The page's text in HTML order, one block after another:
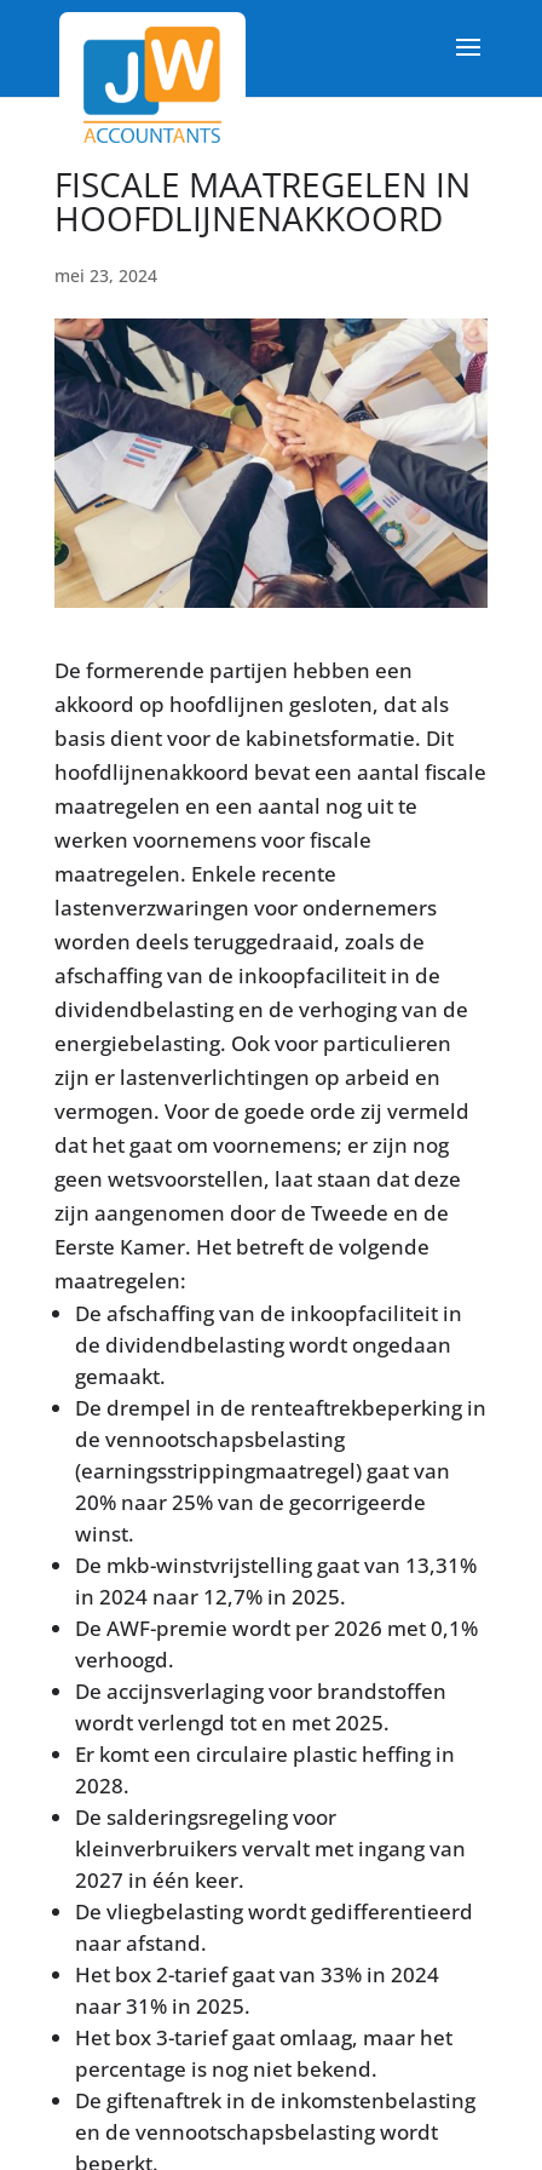
FISCALE MAATREGELEN IN
HOOFDLIJNENAKKOORD
mei 23, 2024
De formerende partijen hebben een
akkoord op hoofdlijnen gesloten, dat als
basis dient voor de kabinetsformatie. Dit
hoofdlijnenakkoord bevat een aantal fiscale
maatregelen en een aantal nog uit te
werken voornemens voor fiscale
maatregelen. Enkele recente
lastenverzwaringen voor ondernemers
worden deels teruggedraaid, zoals de
afschaffing van de inkoopfaciliteit in de
dividendbelasting en de verhoging van de
energiebelasting. Ook voor particulieren
zijn er lastenverlichtingen op arbeid en
vermogen. Voor de goede orde zij vermeld
dat het gaat om voornemens; er zijn nog
geen wetsvoorstellen, laat staan dat deze
zijn aangenomen door de Tweede en de
Eerste Kamer. Het betreft de volgende
maatregelen:
De afschaffing van de inkoopfaciliteit in
de dividendbelasting wordt ongedaan
gemaakt.
De drempel in de renteaftrekbeperking in
de vennootschapsbelasting
(earningsstrippingmaatregel) gaat van
20% naar 25% van de gecorrigeerde
winst.
De mkb-winstvrijstelling gaat van 13,31%
in 2024 naar 12,7% in 2025.
De AWF-premie wordt per 2026 met 0,1%
verhoogd.
De accijnsverlaging voor brandstoffen
wordt verlengd tot en met 2025.
Er komt een circulaire plastic heffing in
2028.
De salderingsregeling voor
kleinverbruikers vervalt met ingang van
2027 in één keer.
De vliegbelasting wordt gedifferentieerd
naar afstand.
Het box 2-tarief gaat van 33% in 2024
naar 31% in 2025.
Het box 3-tarief gaat omlaag, maar het
percentage is nog niet bekend.
De giftenaftrek in de inkomstenbelasting
en de vennootschapsbelasting wordt
beperkt.